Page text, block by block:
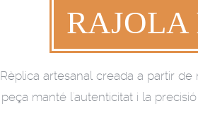
RAJOLA
Rèplica artesanal creada a partir
peça manté l'autenticitat i la